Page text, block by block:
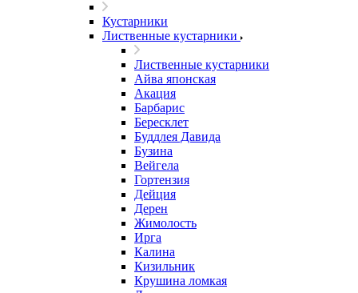
Кустарники
Лиственные кустарники
Лиственные кустарники
Айва японская
Акация
Барбарис
Бересклет
Буддлея Давида
Бузина
Вейгела
Гортензия
Дейция
Дерен
Жимолость
Ирга
Калина
Кизильник
Крушина ломкая